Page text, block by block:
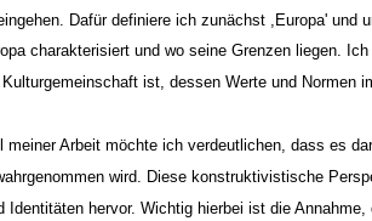
Dafür definiere ich zunächst ,Europa' und
charakterisiert und wo seine Grenzen liegen. Ich
ist, dessen Werte und Normen
meiner Arbeit möchte ich verdeutlichen, dass es
wird. Diese konstruktivistische
Identitäten hervor. Wichtig hierbei ist die Annahme,